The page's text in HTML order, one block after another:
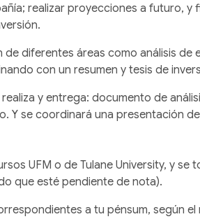
realizar proyecciones a futuro, y
diferentes áreas como análisis de
con un resumen y tesis de
y entrega: documento de
Y se coordinará una presentación
UFM o de Tulane University, y se
que esté pendiente de nota).
a tu pénsum, según el